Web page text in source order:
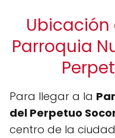
Ubicación
Parroquia
Para llegar a la
del Perpetuo
centro de la